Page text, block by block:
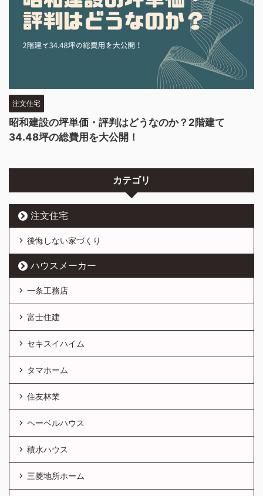
注文住宅
昭和建設の坪単価・評判はどうなのか？2階建て
34.48坪の総費用を大公開！
カテゴリ
注文住宅
後悔しない家づくり
ハウスメーカー
一条工務店
富士住建
セキスイハイム
タマホーム
住友林業
ヘーベルハウス
積水ハウス
三菱地所ホーム